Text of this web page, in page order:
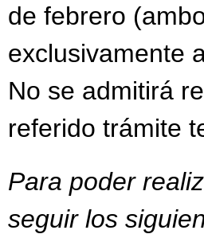
de febrero
exclusivamente
No se admitirá
referido trámite
Para poder
seguir los